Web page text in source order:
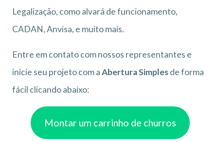
Legalização, como alvará de funcionamento,
CADAN, Anvisa, e muito mais.
Entre em contato com nossos representantes e
inicie seu projeto com aAbertura Simplesde forma
fácil clicando abaixo:
Montar um carrinho de churros